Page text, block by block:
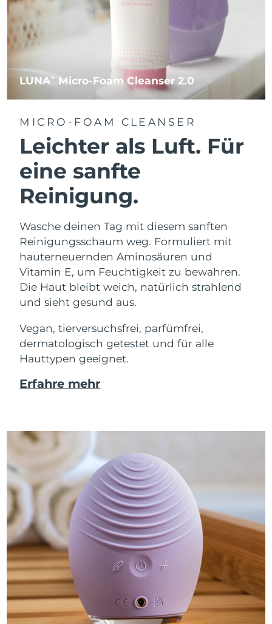
LUNATM Micro-Foam Cleanser 2.0
MICRO-FOAM CLEANSER
Leichter als Luft. Für
eine sanfte
Reinigung.
Wasche deinen Tag mit diesem sanften
Reinigungsschaum weg. Formuliert mit
hauterneuernden Aminosäuren und
Vitamin E, um Feuchtigkeit zu bewahren.
Die Haut bleibt weich, natürlich strahlend
und sieht gesund aus.
Vegan, tierversuchsfrei, parfümfrei,
dermatologisch getestet und für alle
Hauttypen geeignet.
Erfahre mehr